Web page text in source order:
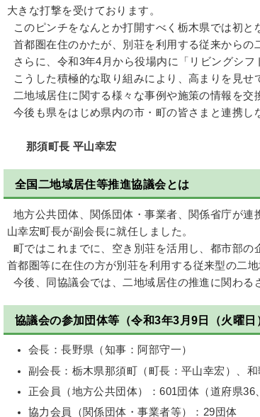
大きな打撃を受けております。
このピンチをなんとか打開すべく栃木県では初と
首都圏在住のかたが、別荘を利用する従来から
さらに、令和3年4月から役場内に「リビングシ
こうした積極的な取り組みにより、高まりを見
二地域居住に関する様々な事例や施策の情報を
今後も県をはじめ県内の市・町の皆さまと連携し
那須町長 平山幸宏
全国二地域居住等推進協議会とは
地方公共団体、関係団体・事業者、関係省庁が
山幸宏町長が副会長に就任しました。
町ではこれまでに、空き別荘を活用し、都市部
首都圏等に在住の方が別荘を利用する従来型の二
今後、同協議会では、二地域居住の推進に関わる
協議会の参加団体等（令和3年3月9日（火曜日
会長：長野県（知事：阿部守一）
副会長：栃木県那須町（町長：平山幸宏）、
正会員（地方公共団体）：601団体（道府県
協力会員（関係団体・事業者等）：29団体